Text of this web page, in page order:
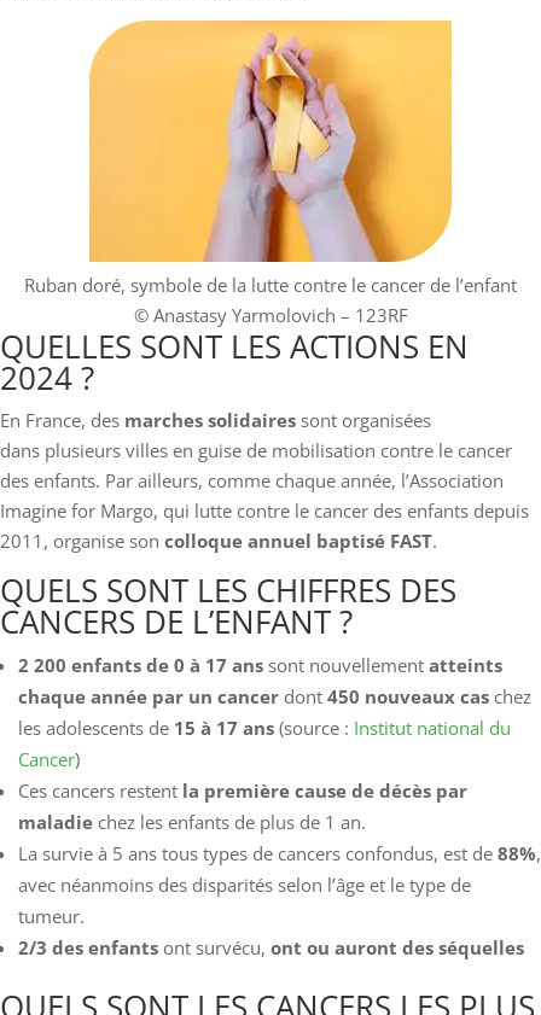
Ruban doré, symbole de la lutte contre le cancer de l’enfant
© Anastasy Yarmolovich – 123RF
QUELLES SONT LES ACTIONS EN
2024 ?
En France, des marches solidaires sont organisées
dans plusieurs villes en guise de mobilisation contre le cancer
des enfants. Par ailleurs, comme chaque année, l’Association
Imagine for Margo, qui lutte contre le cancer des enfants depuis
2011, organise son colloque annuel baptisé FAST.
QUELS SONT LES CHIFFRES DES
CANCERS DE L’ENFANT ?
2 200 enfants de 0 à 17 ans sont nouvellement atteints
chaque année par un cancer dont 450 nouveaux cas chez
les adolescents de 15 à 17 ans (source : Institut national du
Cancer)
Ces cancers restent la première cause de décès par
maladie chez les enfants de plus de 1 an.
La survie à 5 ans tous types de cancers confondus, est de 88%,
avec néanmoins des disparités selon l’âge et le type de
tumeur.
2/3 des enfants ont survécu, ont ou auront des séquelles